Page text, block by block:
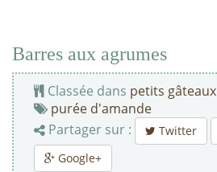
Barres aux agrumes
Classée dans petits gâteaux
purée d'amande
Partager sur :
Twitter
Google+